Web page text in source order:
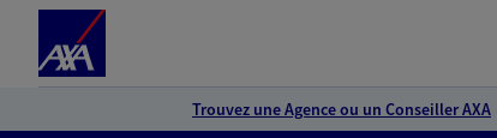
Trouvez une Agence ou un Conseiller AXA